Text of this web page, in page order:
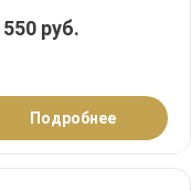
руб.
Подробнее